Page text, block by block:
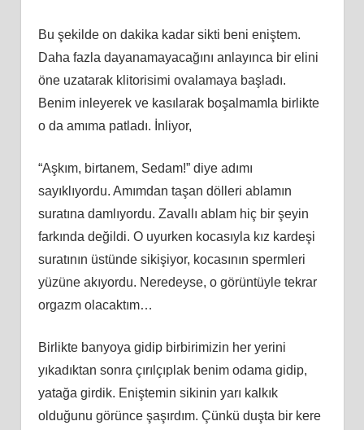
Bu şekilde on dakika kadar sikti beni eniştem.
Daha fazla dayanamayacağını anlayınca bir elini
öne uzatarak klitorisimi ovalamaya başladı.
Benim inleyerek ve kasılarak boşalmamla birlikte
o da amıma patladı. İnliyor,
“Aşkım, birtanem, Sedam!” diye adımı
sayıklıyordu. Amımdan taşan dölleri ablamın
suratına damlıyordu. Zavallı ablam hiç bir şeyin
farkında değildi. O uyurken kocasıyla kız kardeşi
suratının üstünde sikişiyor, kocasının spermleri
yüzüne akıyordu. Neredeyse, o görüntüyle tekrar
orgazm olacaktım…
Birlikte banyoya gidip birbirimizin her yerini
yıkadıktan sonra çırılçıplak benim odama gidip,
yatağa girdik. Eniştemin sikinin yarı kalkık
olduğunu görünce şaşırdım. Çünkü duşta bir kere